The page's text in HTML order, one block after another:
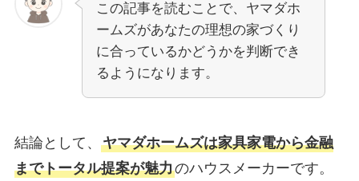
この記事を読むことで、ヤマダホ
ームズがあなたの理想の家づくり
に合っているかどうかを判断でき
るようになります。
結論として、 ヤマダホームズは家具家電から金融
までトータル提案が魅力のハウスメーカーです。